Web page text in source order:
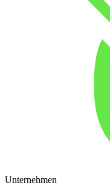
Unternehmen